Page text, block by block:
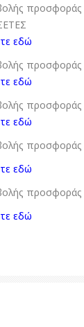
εδώ
προσφοράς
εδώ
προσφοράς
εδώ
προσφοράς
εδώ
προσφοράς
εδώ